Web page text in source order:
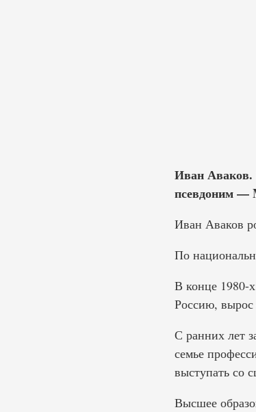
Иван Аваков.
псевдоним —
Иван Аваков
По
В конце 1980-
Россию, вырос
С ранних лет
семье
выступать со
Высшее